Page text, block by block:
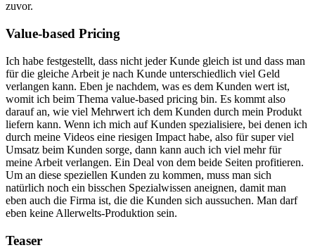
zuvor.
Value-based Pricing
Ich habe festgestellt, dass nicht jeder Kunde gleich ist und dass man
für die gleiche Arbeit je nach Kunde unterschiedlich viel Geld
verlangen kann. Eben je nachdem, was es dem Kunden wert ist,
womit ich beim Thema value-based pricing bin. Es kommt also
darauf an, wie viel Mehrwert ich dem Kunden durch mein Produkt
liefern kann. Wenn ich mich auf Kunden spezialisiere, bei denen ich
durch meine Videos eine riesigen Impact habe, also für super viel
Umsatz beim Kunden sorge, dann kann auch ich viel mehr für
meine Arbeit verlangen. Ein Deal von dem beide Seiten profitieren.
Um an diese speziellen Kunden zu kommen, muss man sich
natürlich noch ein bisschen Spezialwissen aneignen, damit man
eben auch die Firma ist, die die Kunden sich aussuchen. Man darf
eben keine Allerwelts-Produktion sein.
Teaser